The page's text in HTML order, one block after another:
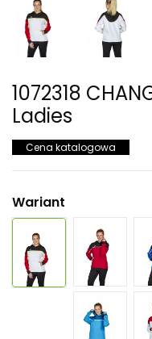
1072318
Ladies
Cena katalogowa
Wariant